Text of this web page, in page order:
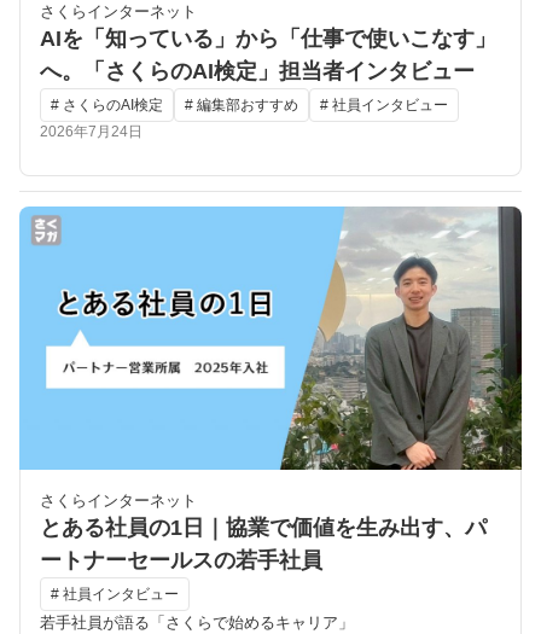
さくらインターネット
AIを「知っている」から「仕事で使いこなす」
へ。「さくらのAI検定」担当者インタビュー
# さくらのAI検定 # 編集部おすすめ
# 社員インタビュー
2026年7月24日
さくらインターネット
とある社員の1日｜協業で価値を生み出す、パ
ートナーセールスの若手社員
# 社員インタビュー
若手社員が語る「さくらで始めるキャリア」